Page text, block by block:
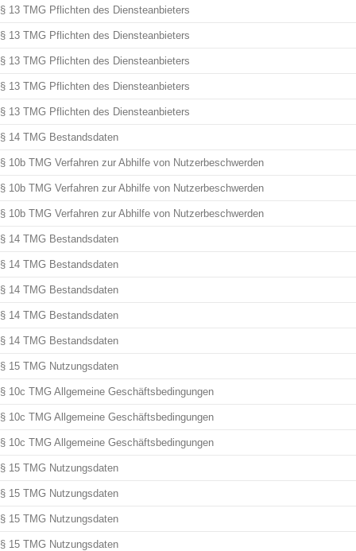
§ 13 TMG Pflichten des Diensteanbieters
§ 13 TMG Pflichten des Diensteanbieters
§ 13 TMG Pflichten des Diensteanbieters
§ 13 TMG Pflichten des Diensteanbieters
§ 13 TMG Pflichten des Diensteanbieters
§ 14 TMG Bestandsdaten
§ 10b TMG Verfahren zur Abhilfe von Nutzerbeschwerden
§ 10b TMG Verfahren zur Abhilfe von Nutzerbeschwerden
§ 10b TMG Verfahren zur Abhilfe von Nutzerbeschwerden
§ 14 TMG Bestandsdaten
§ 14 TMG Bestandsdaten
§ 14 TMG Bestandsdaten
§ 14 TMG Bestandsdaten
§ 14 TMG Bestandsdaten
§ 15 TMG Nutzungsdaten
§ 10c TMG Allgemeine Geschäftsbedingungen
§ 10c TMG Allgemeine Geschäftsbedingungen
§ 10c TMG Allgemeine Geschäftsbedingungen
§ 15 TMG Nutzungsdaten
§ 15 TMG Nutzungsdaten
§ 15 TMG Nutzungsdaten
§ 15 TMG Nutzungsdaten